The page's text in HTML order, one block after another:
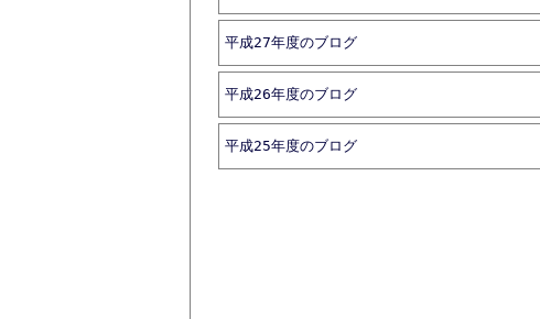
平成27年度のブログ
平成26年度のブログ
平成25年度のブログ